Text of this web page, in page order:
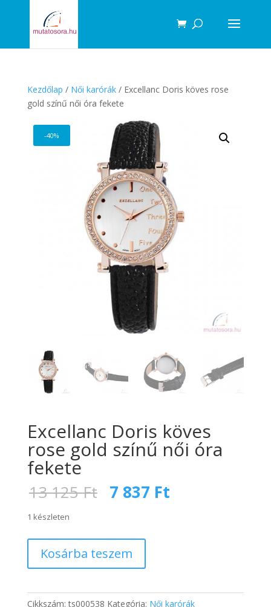
Kezdőlap / Női karórák/ Excellanc Doris köves rose
gold színű női óra fekete
-40%
Excellanc Doris köves
rose gold színű női óra
fekete
13 125Ft Original
price
13
125 Ft.
7 837 Ft
1 készleten
Doris
köves
gold
Kosárba teszem
Cikkszám:ts000538 Kategória: Női karórák